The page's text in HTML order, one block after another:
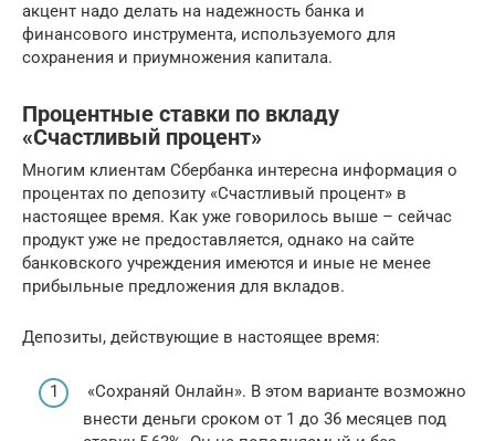
акцент надо делать на надежность банка и
финансового инструмента, используемого для
сохранения и приумножения капитала.
Процентные ставки по вкладу
«Счастливый процент»
Многим клиентам Сбербанка интересна информация о
процентах по депозиту «Счастливый процент» в
настоящее время. Как уже говорилось выше – сейчас
продукт уже не предоставляется, однако на сайте
банковского учреждения имеются и иные не менее
прибыльные предложения для вкладов.
Депозиты, действующие в настоящее время:
«Сохраняй Онлайн». В этом варианте возможно
внести деньги сроком от 1 до 36 месяцев под